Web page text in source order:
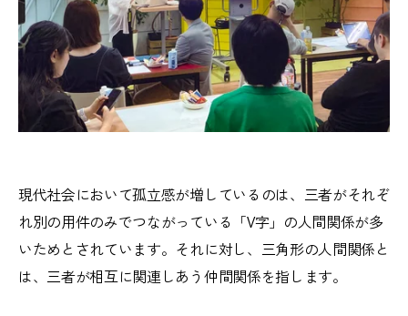
現代社会において孤立感が増しているのは、三者がそれぞ
れ別の用件のみでつながっている「V字」の人間関係が多
いためとされています。それに対し、三角形の人間関係と
は、三者が相互に関連しあう仲間関係を指します。